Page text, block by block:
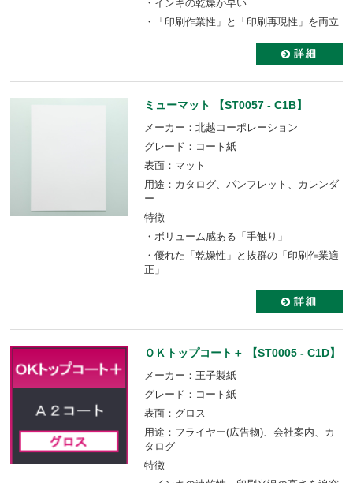
・インキの乾燥が早い
・「印刷作業性」と「印刷再現性」を両立
ミューマット 【ST0057 - C1B】
メーカー：北越コーポレーション
グレード：コート紙
表面：マット
用途：カタログ、パンフレット、カレンダ
ー
特徴
・ボリューム感ある「手触り」
・優れた「乾燥性」と抜群の「印刷作業適
正」
ＯＫトップコート＋ 【ST0005 - C1D】
メーカー：王子製紙
グレード：コート紙
表面：グロス
用途：フライヤー(広告物)、会社案内、カ
タログ
特徴